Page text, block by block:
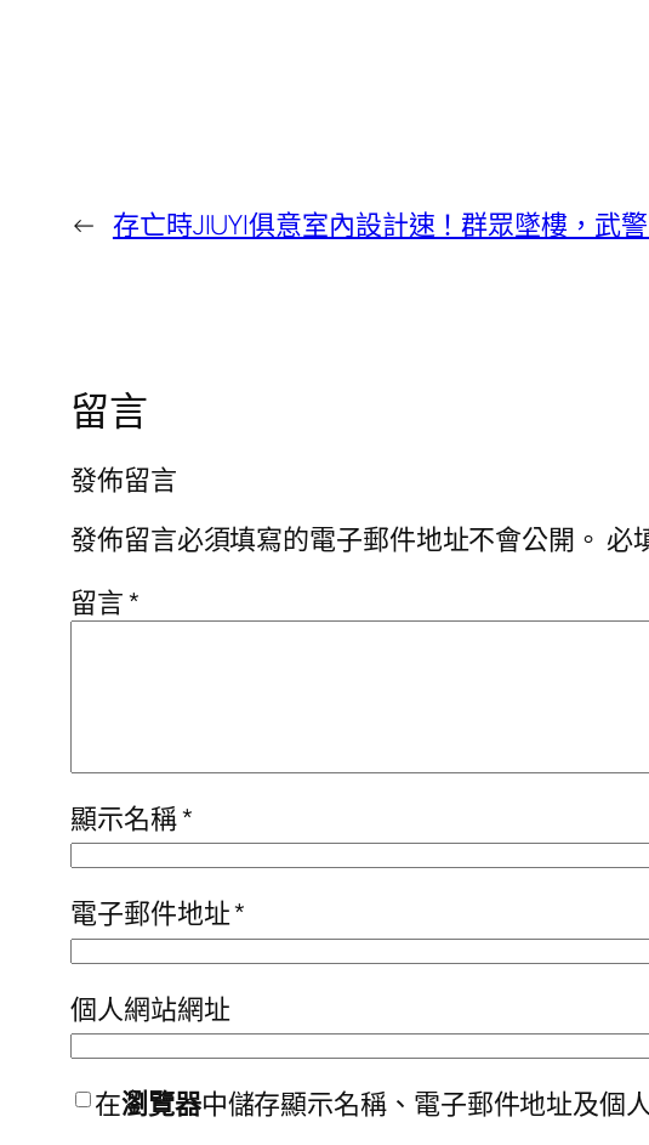
← 存亡時JIUYI俱意室內設計速！群眾墜樓，武
留言
發佈留言
發佈留言必須填寫的電子郵件地址不會公開。 必
留言*
顯示名稱*
電子郵件地址*
個人網站網址
在瀏覽器中儲存顯示名稱、電子郵件地址及個